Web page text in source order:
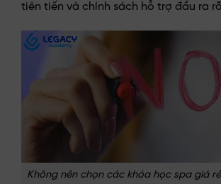
tiên tiến và chính sách hỗ trợ đầu ra
Không nên chọn các khóa học spa giá